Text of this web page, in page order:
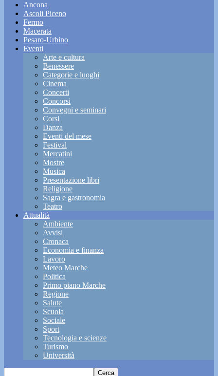
Ancona
Ascoli Piceno
Fermo
Macerata
Pesaro-Urbino
Eventi
Arte e cultura
Benessere
Categorie e luoghi
Cinema
Concerti
Concorsi
Convegni e seminari
Corsi
Danza
Eventi del mese
Festival
Mercatini
Mostre
Musica
Presentazione libri
Religione
Sagra e gastronomia
Teatro
Attualità
Ambiente
Avvisi
Cronaca
Economia e finanza
Lavoro
Meteo Marche
Politica
Primo piano Marche
Regione
Salute
Scuola
Sociale
Sport
Tecnologia e scienze
Turismo
Università